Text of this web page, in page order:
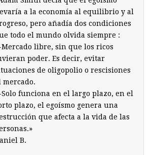
a la economía al equilibrio y al
pero añadía dos condiciones
todo el mundo olvida siempre :
Mercado libre, sin que los ricos
poder. Es decir, evitar
de oligopolio o rescisiones
mercado.
Solo funciona en el largo plazo, en el
plazo, el egoísmo genera una
que afecta a la vida de las
B.